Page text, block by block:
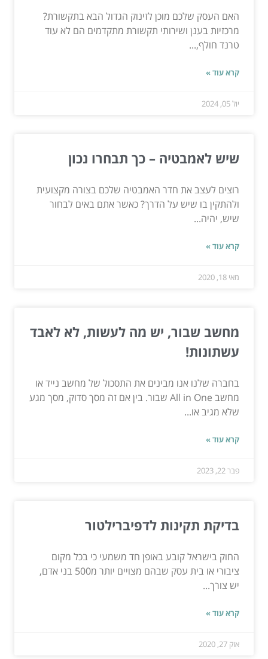
האם העסק שלכם מוכן לזינוק הגדול הבא בתקשורת?
מרכזיות בענן ושירותי תקשורת מתקדמים הם לא עוד
טרנד חולף,...
קרא עוד »
יול 05, 2024
שיש לאמבטיה – כך תבחרו נכון
רוצים לעצב את חדר האמבטיה שלכם בצורה מקצועית
ולהתקין בו שיש על הדרך? כאשר אתם באים לבחור
שיש, יהיה...
קרא עוד »
מאי 18, 2020
מחשב שבור, יש מה לעשות, לא לאבד
עשתונות!
בחברה שלנו אנו מבינים את התסכול של מחשב נייד או
מחשב All in One שבור. בין אם זה מסך סדוק, מסך מגע
שלא מגיב או...
קרא עוד »
פבר 22, 2023
בדיקת תקינות לדפיברילטור
החוק בישראל קובע באופן חד משמעי כי בכל מקום
ציבורי או בית עסק שבהם מצויים יותר מ500 בני אדם,
יש צורך...
קרא עוד »
אוק 27, 2020